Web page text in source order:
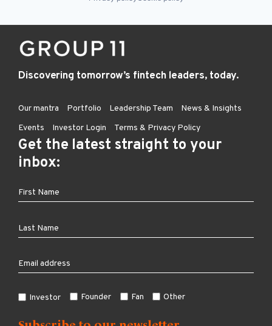
Discovering tomorrow’s fintech leaders, today.
Our mantra Portfolio Leadership Team
News & Insights
Events
Investor Login Terms & Privacy Policy
Get the latest straight to your
inbox:
Investor Founder Fan Other